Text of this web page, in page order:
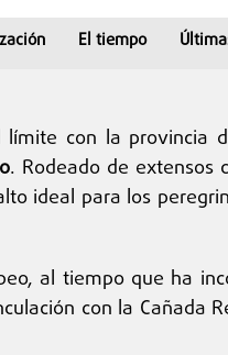
El tiempo
con la provincia
. Rodeado de extensos
ideal para los
al tiempo que ha
con la Cañada